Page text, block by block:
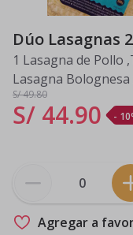
Dúo Lasagnas
1 Lasagna de Pollo
Lasagna Bolognesa
S/ 49.80
S/ 44.90 -
Agregar a